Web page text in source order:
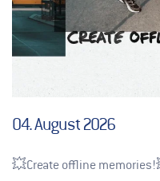
04. August 2026
💥Create offline